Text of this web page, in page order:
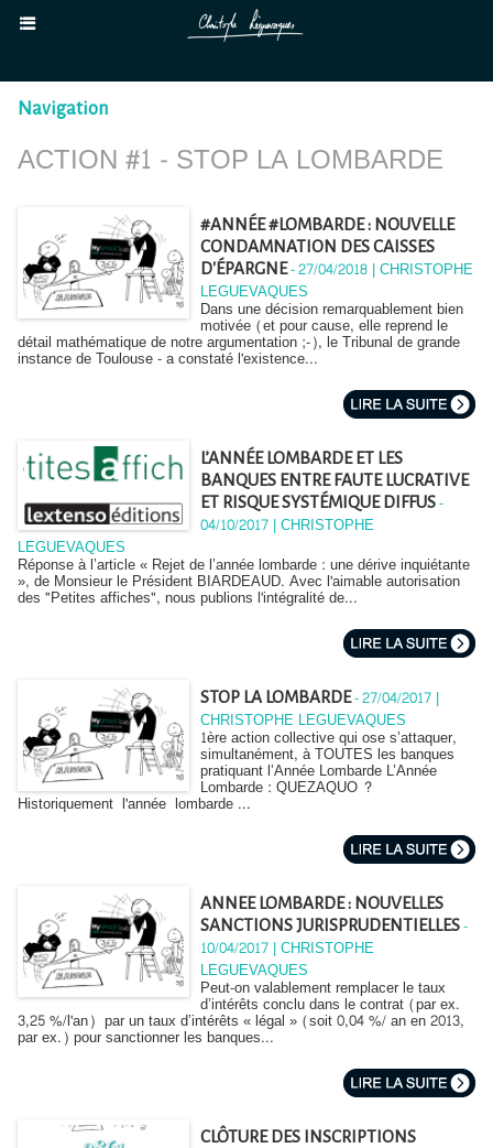
Navigation
ACTION #1 - STOP LA LOMBARDE
#ANNÉE #LOMBARDE : NOUVELLE
CONDAMNATION DES CAISSES
D'ÉPARGNE-27/04/2018 | CHRISTOPHE
LEGUEVAQUES
Dans une décision remarquablement bien
motivée (et pour cause, elle reprend le
détail mathématique de notre argumentation ;-), le Tribunal de grande
instance de Toulouse - a constaté l'existence...
L’ANNÉE LOMBARDE ET LES
BANQUES ENTRE FAUTE LUCRATIVE
ET RISQUE SYSTÉMIQUE DIFFUS-
04/10/2017 | CHRISTOPHE
LEGUEVAQUES
Réponse à l’article « Rejet de l’année lombarde : une dérive inquiétante
», de Monsieur le Président BIARDEAUD. Avec l'aimable autorisation
des "Petites affiches", nous publions l'intégralité de...
STOP LA LOMBARDE-27/04/2017 |
CHRISTOPHE LEGUEVAQUES
1ère action collective qui ose s’attaquer,
simultanément, à TOUTES les banques
pratiquant l’Année Lombarde L’Année
Lombarde : QUEZAQUO ?
Historiquement l'année lombarde ...
ANNEE LOMBARDE : NOUVELLES
SANCTIONS JURISPRUDENTIELLES-
10/04/2017 | CHRISTOPHE
LEGUEVAQUES
Peut-on valablement remplacer le taux
d’intérêts conclu dans le contrat (par ex.
3,25 %/l'an) par un taux d’intérêts « légal » (soit 0,04 %/ an en 2013,
par ex.) pour sanctionner les banques...
CLÔTURE DES INSCRIPTIONS